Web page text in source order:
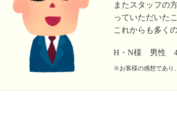
またスタッフの
っていただいた
これからも多く
H・N様 男性
※お客様の感想であり